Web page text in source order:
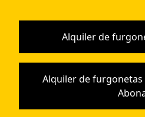
Alquiler de
Alquiler de furgonetas